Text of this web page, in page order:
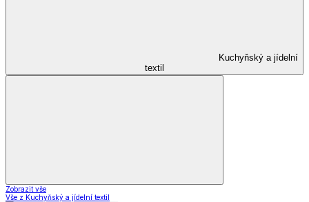
Kuchyňský a jídelní
textil
Zobrazit vše
Vše z Kuchyňský a jídelní textil